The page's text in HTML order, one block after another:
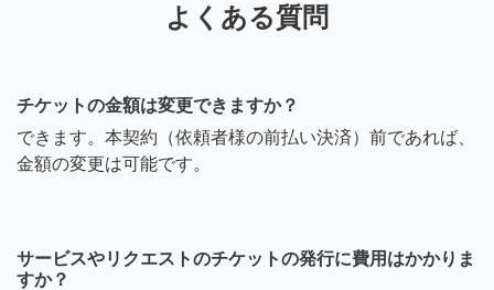
よくある質問
チケットの金額は変更できますか？
できます。本契約（依頼者様の前払い決済）前であれば、
金額の変更は可能です。
サービスやリクエストのチケットの発行に費用はかかりま
すか？